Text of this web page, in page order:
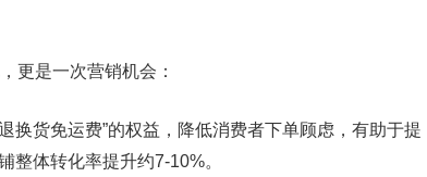
更是一次营销机会：
换货免运费”的权益，降低消费者下单顾虑，有助于提
整体转化率提升约7-10%。